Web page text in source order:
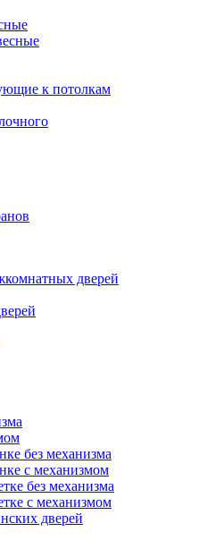
к потолкам
дверей
без механизма
с механизмом
без механизма
с механизмом
дверей